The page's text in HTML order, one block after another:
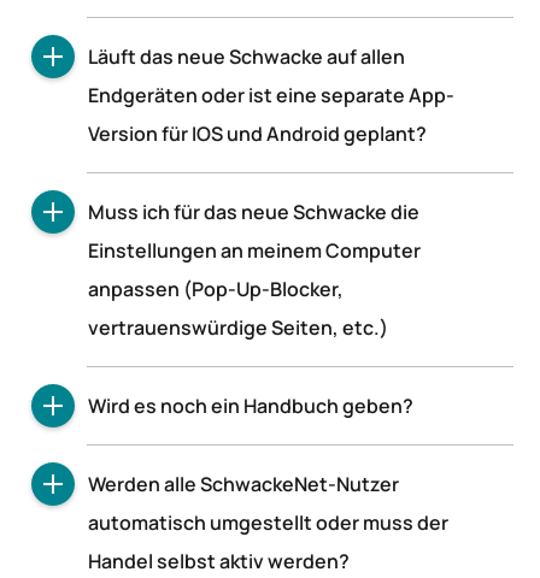
angezeigt werden.
SchwackeNet werden zum Zeitpunkt der
Umstellung übernommen.
Läuft das neue Schwacke auf allen
Endgeräten oder ist eine separate App-
Version für IOS und Android geplant?
Um möglichst kompatibel zu vielen Endgeräten
zu sein, wird die mobile Version von Schwacke
analog zum PC als Browser- / Web-Applikation
entwickelt.
Muss ich für das neue Schwacke die
Einstellungen an meinem Computer
anpassen (Pop-Up-Blocker,
vertrauenswürdige Seiten, etc.)
dank modernster Internet-Technologie. Für ein
optimales Benutzer-Erlebnis ist ein aktueller
Internet-Browser unbedingt erforderlich. Bitte
aktualisieren Sie Ihre Computer und Geräte
entsprechend, damit Sie das neue Schwacke
Wird es noch ein Handbuch geben?
nicht geplant. Wir unterstützen unsere Kunden
direkt in der Applikation mit kontextsensitiven
Hilfetexten, Videos und Webinaren.
Werden alle SchwackeNet-Nutzer
automatisch umgestellt oder muss der
Handel selbst aktiv werden?